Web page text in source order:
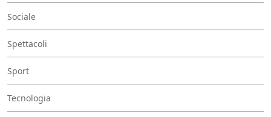
Sociale
Spettacoli
Sport
Tecnologia